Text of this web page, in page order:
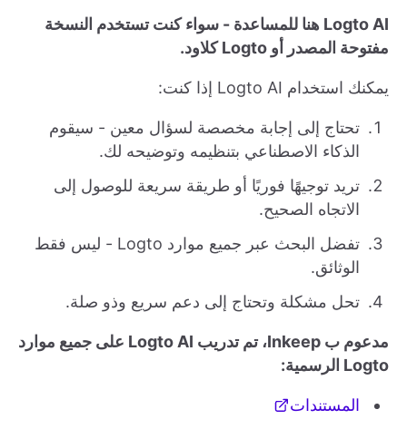
Logto AI هنا للمساعدة - سواء كنت تستخدم النسخة
مفتوحة المصدر أو Logto كلاود.
يمكنك استخدام Logto AI إذا كنت:
تحتاج إلى إجابة مخصصة لسؤال معين - سيقوم
الذكاء الاصطناعي بتنظيمه وتوضيحه لك.
تريد توجيهًا فوريًا أو طريقة سريعة للوصول إلى
الاتجاه الصحيح.
تفضل البحث عبر جميع موارد Logto - ليس فقط
الوثائق.
تحل مشكلة وتحتاج إلى دعم سريع وذو صلة.
مدعوم ب Inkeep، تم تدريب Logto AI على جميع موارد
Logto الرسمية:
المستندات